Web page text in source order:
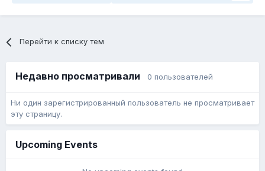
Перейти к списку тем
Недавно просматривали 0 пользователей
Ни один зарегистрированный пользователь не просматривает
эту страницу.
Upcoming Events